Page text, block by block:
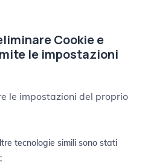
Cookie e
le impostazioni
le impostazioni del proprio
tecnologie simili sono stati